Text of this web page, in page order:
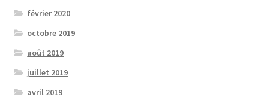
février 2020
octobre 2019
août 2019
juillet 2019
avril 2019